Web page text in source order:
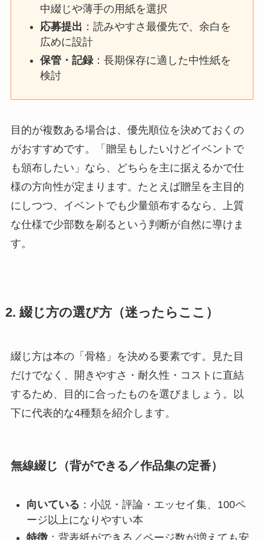
中綴じや薄手の用紙を選択
応募提出 ：読みやすさ最優先で、余白を
広めに設計
保管・記録：長期保存に適した中性紙を
検討
目的が複数ある場合は、優先順位を決めておくの
がおすすめです。「贈呈もしたいけどイベントで
も頒布したい」なら、どちらを主に据えるかで仕
様の方向性が定まります。たとえば贈呈を主目的
にしつつ、イベントでも少量頒布するなら、上質
な仕様で少部数を刷るという判断が自然に導けま
す。
2. 綴じ方の選び方（迷ったらここ）
綴じ方は本の「骨格」を決める要素です。見た目
だけでなく、開きやすさ・耐久性・コストに直結
するため、目的に合ったものを選びましょう。以
下に代表的な4種類を紹介します。
無線綴じ（背ができる／作品集の定番）
向いている ：小説・評論・エッセイ集、100ペ
ージ以上になりやすい本